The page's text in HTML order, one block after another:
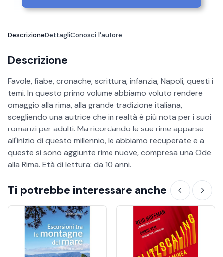
DescrizioneDettagliConosci l'autore
Descrizione
Favole, fiabe, cronache, scrittura, infanzia, Napoli, questi i
temi. In questo primo volume abbiamo voluto rendere
omaggio alla rima, alla grande tradizione italiana,
scegliendo una autrice che in realtà è più nota per i suoi
romanzi per adulti. Ma ricordando le sue rime apparse
all'inizio di questo millennio, le abbiamo recuperate e a
queste si sono aggiunte rime nuove, compresa una Ode
alla Rima. Età di lettura: da 10 anni.
Ti potrebbe interessare anche